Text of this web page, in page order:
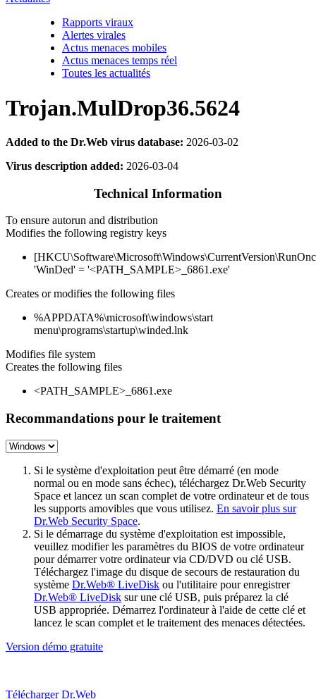
Rapports viraux
Alertes virales
Actus menaces mobiles
Actus menaces temps réel
Toutes les actualités
Trojan.MulDrop36.5624
Added to the Dr.Web virus database: 2026-03-02
Virus description added: 2026-03-04
Technical Information
To ensure autorun and distribution
Modifies the following registry keys
'WinDed' = '<PATH_SAMPLE>_6861.exe'
Creates or modifies the following files
%APPDATA%\microsoft\windows\start
menu\programs\startup\winded.lnk
Modifies file system
Creates the following files
<PATH_SAMPLE>_6861.exe
Recommandations pour le traitement
Si le système d'exploitation peut être démarré (en mode
normal ou en mode sans échec), téléchargez Dr.Web Security
Space et lancez un scan complet de votre ordinateur et de tous
les supports amovibles que vous utilisez. En savoir plus sur
Dr.Web Security Space.
Si le démarrage du système d'exploitation est impossible,
veuillez modifier les paramètres du BIOS de votre ordinateur
pour démarrer votre ordinateur via CD/DVD ou clé USB.
Téléchargez l'image du disque de secours de restauration du
système Dr.Web® LiveDisk ou l'utilitaire pour enregistrer
Dr.Web® LiveDisk sur une clé USB, puis préparez la clé
USB appropriée. Démarrez l'ordinateur à l'aide de cette clé et
lancez le scan complet et le traitement des menaces détectées.
Version démo gratuite
Télécharger Dr.Web